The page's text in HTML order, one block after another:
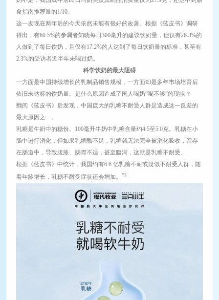
食指南推荐量的1/10。
这一发现在两年后的今天依然未能有很好的改善。根据《蓝皮书》调研
得出，有60.5%的参调者知晓每日300毫升的建议饮奶量，但仅有26.3%的
人做到了每日饮奶，且仅有17.2%的人达到了每日饮奶量的标准，甚至有
2.3%的受访者近半年未喝过奶。
科学饮奶的最大阻碍
一方面是中国持续增长的乳制品销售规模，一方面却是多年市场培育后
依旧未达标的饮奶量。是什么原因造成了国人喝奶“喝不够”的现状？
翻阅《蓝皮书》后发现，中国庞大的乳糖不耐受人群是造成这一反差的
最大原因之一。
乳糖是牛奶中的糖份。100毫升牛奶中乳糖含量约4.5至5.0克。乳糖在小
肠中进行消化，但如果乳糖酶不足，乳糖就无法完全被消化吸收，留存
在肠道中，导致腹胀、肠胃不适，甚至腹泻，这就是乳糖不耐受。
根据《蓝皮书》中统计，我国约有6.6 亿乳糖不耐或疑似不耐受人群，随
着年龄增长，乳糖不耐受症状还会增加。*2